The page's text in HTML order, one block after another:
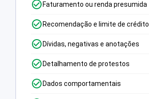
Faturamento ou renda presumida
Recomendação e limite de crédito
Dívidas, negativas e anotações
Detalhamento de protestos
Dados comportamentais